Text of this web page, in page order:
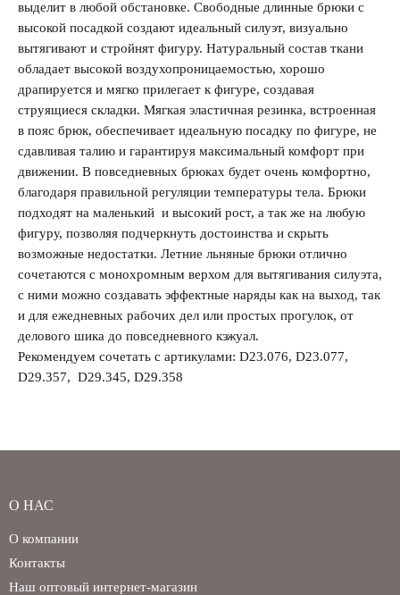
Запомнить меня на этом компьютере
Забыли свой пароль?
выделит в любой обстановке. Свободные длинные брюки с
высокой посадкой создают идеальный силуэт, визуально
вытягивают и стройнят фигуру. Натуральный состав ткани
обладает высокой воздухопроницаемостью, хорошо
драпируется и мягко прилегает к фигуре, создавая
струящиеся складки. Мягкая эластичная резинка, встроенная
в пояс брюк, обеспечивает идеальную посадку по фигуре, не
сдавливая талию и гарантируя максимальный комфорт при
движении. В повседневных брюках будет очень комфортно,
благодаря правильной регуляции температуры тела. Брюки
подходят на маленький и высокий рост, а так же на любую
фигуру, позволяя подчеркнуть достоинства и скрыть
возможные недостатки. Летние льняные брюки отлично
сочетаются с монохромным верхом для вытягивания силуэта,
с ними можно создавать эффектные наряды как на выход, так
и для ежедневных рабочих дел или простых прогулок, от
делового шика до повседневного кэжуал.
Рекомендуем сочетать с артикулами: D23.076, D23.077,
D29.357, D29.345, D29.358
О НАС
О компании
Контакты
Наш оптовый интернет-магазин